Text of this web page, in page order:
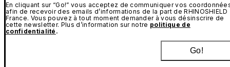
En cliquant sur “Go!” vous acceptez de communiquer vos
afin de recevoir des emails d’informations de la part de RHINOSHIELD
France. Vous pouvez à tout moment demander à vous désinscrire de
cette newsletter. Plus d’information sur notre politique de
confidentialité .
Go!